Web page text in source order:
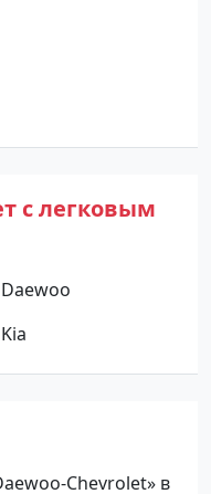
с легковым
Daewoo
Kia
Chevrolet» в